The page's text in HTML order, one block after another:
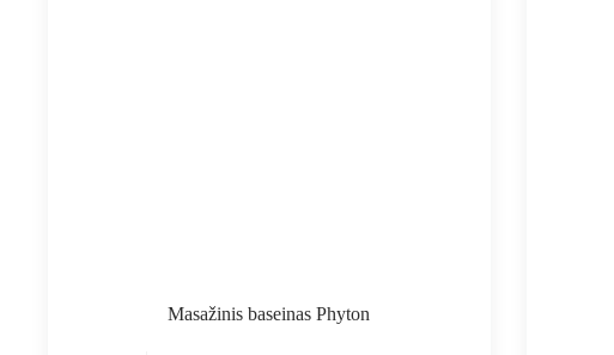
Masažinis baseinas Phyton